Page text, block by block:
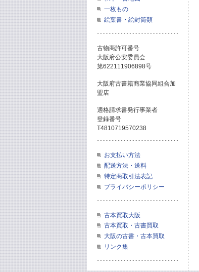
一枚もの
絵葉書・絵封筒類
古物商許可番号
大阪府公安委員会
第622111906898号
大阪府古書籍商業協同組合加
盟店
適格請求書発行事業者
登録番号
T4810719570238
お支払い方法
配送方法・送料
特定商取引法表記
プライバシーポリシー
古本買取大阪
古本買取・古書買取
大阪の古書・古本買取
リンク集